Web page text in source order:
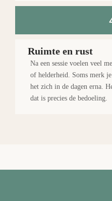
Ruimte en rust
Na een sessie voelen veel
of helderheid. Soms merk
het zich in de dagen erna.
dat is precies de bedoeling.